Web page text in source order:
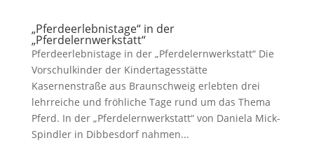
„Pferdeerlebnistage“ in der
„Pferdelernwerkstatt“
Pferdeerlebnistage in der „Pferdelernwerkstatt“ Die
Vorschulkinder der Kindertagesstätte
Kasernenstraße aus Braunschweig erlebten drei
lehrreiche und fröhliche Tage rund um das Thema
Pferd. In der „Pferdelernwerkstatt“ von Daniela Mick-
Spindler in Dibbesdorf nahmen...